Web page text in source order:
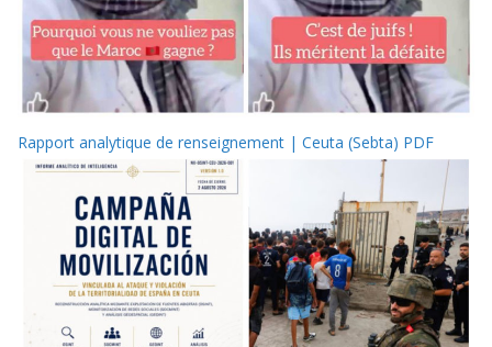
Rapport analytique de renseignement | Ceuta (Sebta) PDF